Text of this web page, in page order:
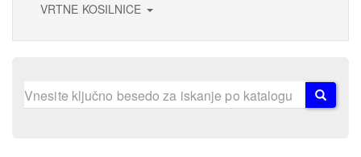
VRTNE KOSILNICE